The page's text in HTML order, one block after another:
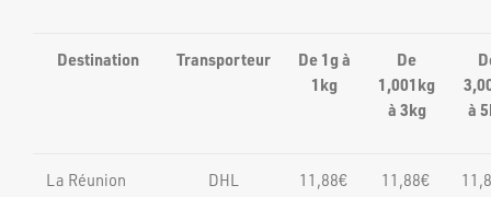
Destination Transporteur
De 1g à
1kg
De
1,001kg
à 3kg
à
La Réunion DHL 11,88€ 11,88€